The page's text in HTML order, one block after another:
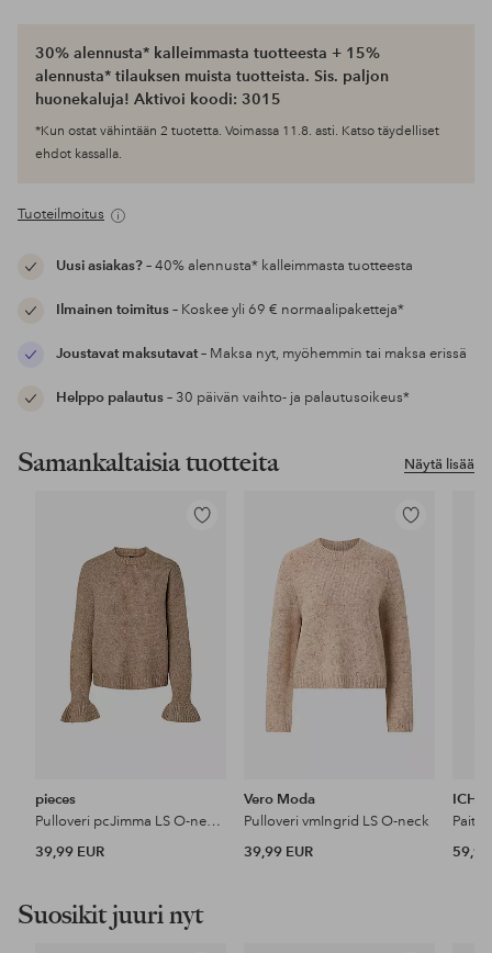
30% alennusta* kalleimmasta tuotteesta + 15%
alennusta* tilauksen muista tuotteista. Sis. paljon
huonekaluja! Aktivoi koodi: 3015
*Kun ostat vähintään 2 tuotetta. Voimassa 11.8. asti. Katso täydelliset
ehdot kassalla.
Tuoteilmoitus
Uusi asiakas?– 40% alennusta* kalleimmasta tuotteesta
Ilmainen toimitus– Koskee yli 69 € normaalipaketteja*
Joustavat maksutavat– Maksa nyt, myöhemmin tai maksa erissä
Helppo palautus– 30 päivän vaihto- ja palautusoikeus*
Näytä lisää
Samankaltaisia tuotteita
Lisää
pieces
Pulloveri pcJimma LS O-neck Cuff Knit Pwp BC
39,99 EUR
Lisää
Vero Moda
Pulloveri vmIngrid LS O-neck
39,99 EUR
ICHI
Paita
59,95
Suosikit juuri nyt